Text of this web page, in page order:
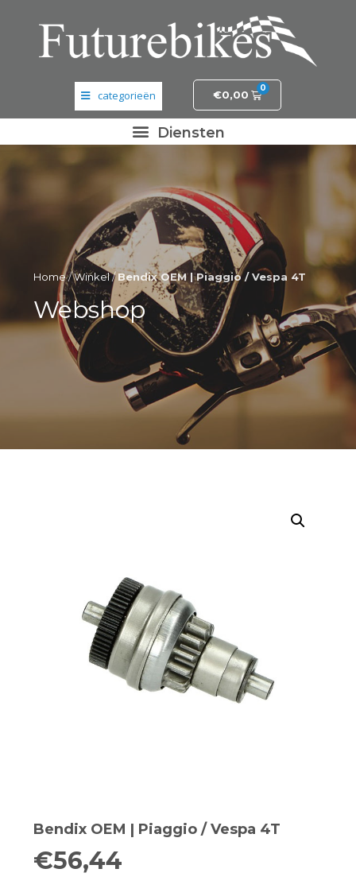
Banden en wielen
Elektronica
Fietsonderdelen
Frame- en stuurdelen
Helmen en kleding
Motordelen
Originele AGM-onderdelen
Originele BTC-onderdelen
Originele Sym-onderdelen
Originele Tomos-onderdelen
Overbrenging
Bevestigingsdelen
Koffers en manden
€0,00
0
Home/Winkel/Bendix OEM | Piaggio / Vespa 4T
Webshop
Bendix OEM | Piaggio / Vespa 4T
€56,44